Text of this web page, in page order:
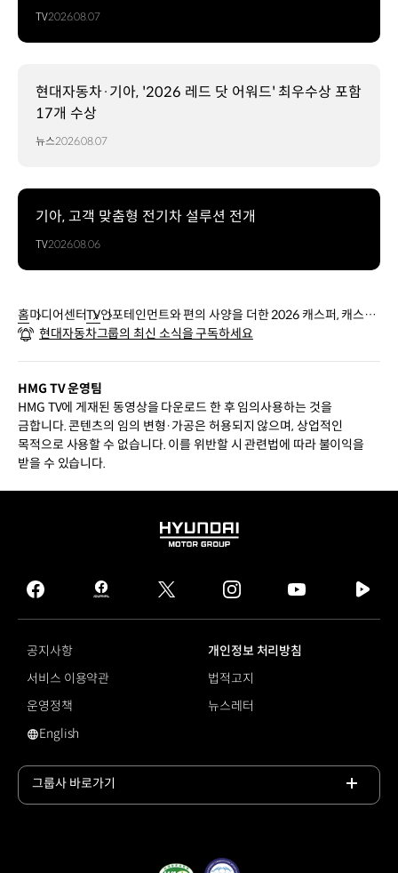
TV2026.08.07
현대자동차·기아, '2026 레드 닷 어워드' 최우수상 포함
17개 수상
뉴스2026.08.07
기아, 고객 맞춤형 전기차 설루션 전개
TV2026.08.06
홈미디어센터TV인포테인먼트와 편의 사양을 더한 2026 캐스퍼, 캐스퍼
일렉트릭 출시 | 현대자동차
현대자동차그룹의 최신 소식을 구독하세요
HMG TV 운영팀
HMG TV에 게재된 동영상을 다운로드 한 후 임의사용하는 것을
금합니다. 콘텐츠의 임의 변형·가공은 허용되지 않으며, 상업적인
목적으로 사용할 수 없습니다. 이를 위반할 시 관련법에 따라 불이익을
받을 수 있습니다.
HYUNDAI
GROUP
facebook
hmg
journal
twitter instagram
tv
공지사항
개인정보 처리방침
서비스 이용약관
법적고지
운영정책
뉴스레터
영문 사이트로 이동
English
그룹사 바로가기